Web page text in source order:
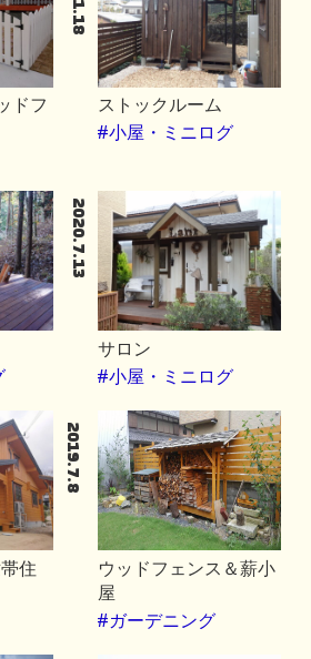
ドフ
ストックルーム
#小屋・ミニログ
2020.7.13
サロン
#小屋・ミニログ
住
2019.7.8
ウッドフェンス＆薪小
屋
#ガーデニング